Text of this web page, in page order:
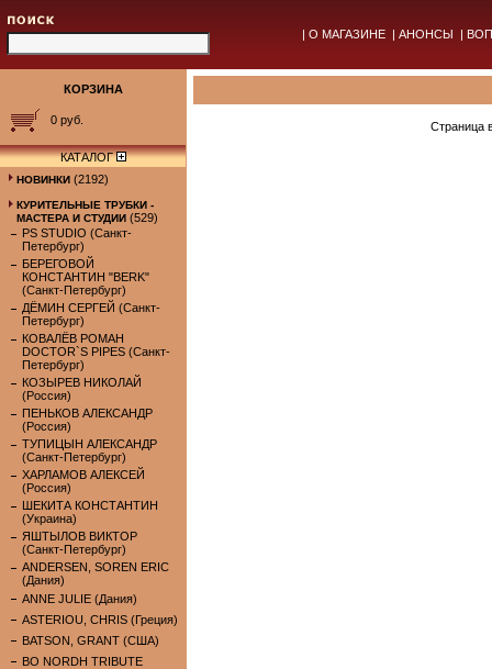
| О МАГАЗИНЕ | АНОНСЫ |
КОРЗИНА
0 руб.
КАТАЛОГ
НОВИНКИ (2192)
КУРИТЕЛЬНЫЕ ТРУБКИ -
МАСТЕРА И СТУДИИ (529)
PS STUDIO (Санкт-
Петербург)
БЕРЕГОВОЙ
КОНСТАНТИН "BERK"
(Санкт-Петербург)
ДЁМИН СЕРГЕЙ (Санкт-
Петербург)
КОВАЛЁВ РОМАН
DOCTOR`S PIPES (Санкт-
Петербург)
КОЗЫРЕВ НИКОЛАЙ
(Россия)
ПЕНЬКОВ АЛЕКСАНДР
(Россия)
ТУПИЦЫН АЛЕКСАНДР
(Санкт-Петербург)
ХАРЛАМОВ АЛЕКСЕЙ
(Россия)
ШЕКИТА КОНСТАНТИН
(Украина)
ЯШТЫЛОВ ВИКТОР
(Санкт-Петербург)
ANDERSEN, SOREN ERIC
(Дания)
ANNE JULIE (Дания)
ASTERIOU, CHRIS (Греция)
BATSON, GRANT (США)
BO NORDH TRIBUTE
Страница